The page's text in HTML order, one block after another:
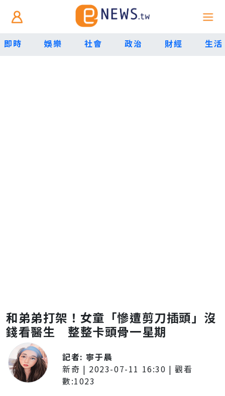
即時 娛樂 社會 政治 財經 生活
和弟弟打架！女童「慘遭剪刀插頭」沒
錢看醫生 整整卡頭骨一星期
記者: 寧于晨
新奇 | 2023-07-11 16:30 | 觀看
數:1023